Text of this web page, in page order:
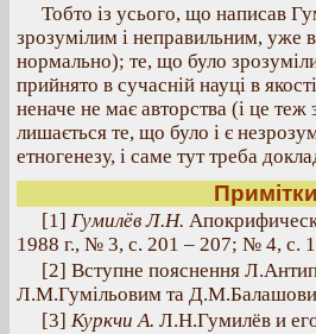
Тобто із усього, що написав
зрозумілим і неправильним, уже
нормально); те, що було
прийнято в сучасній науці в
неначе не має авторства (і це
лишається те, що було і є
етногенезу, і саме тут треба
Примітки
[1] Гумилёв Л.Н.
1988 г., № 3, с. 201 – 207; № 4, с.
[2] Вступне пояснення
Л.М.Гумільовим та
[3] Куркчи А. Л.Н.Гумилёв и